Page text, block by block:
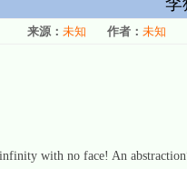
来源： 未知 作者： 未知
with no face! An